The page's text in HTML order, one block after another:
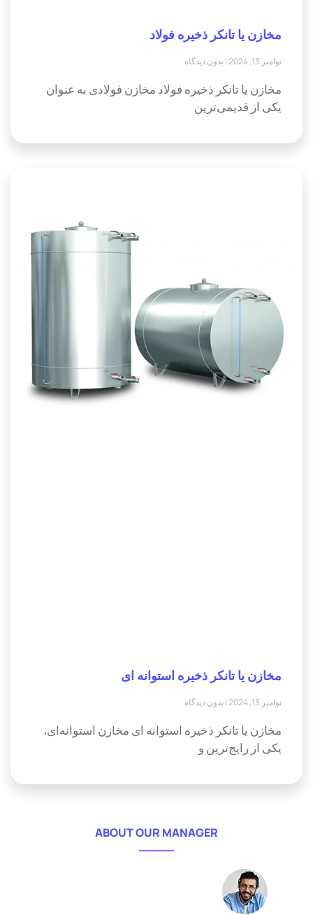
مخازن یا تانکر ذخیره فولاد
نوامبر 13, 2024 بدون دیدگاه
مخازن یا تانکر ذخیره فولاد مخازن فولادی به عنوان
یکی از قدیمی‌ترین
مخازن یا تانکر ذخیره استوانه ای
نوامبر 13, 2024 بدون دیدگاه
مخازن یا تانکر ذخیره استوانه ای مخازن استوانه‌ای،
یکی از رایج‌ترین و
ABOUT OUR MANAGER